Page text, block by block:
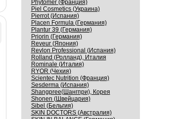
Phytomer (Франция)
Piel Cosmetics (Украина)
Pierrot (Испания)
Placen Formula (Германия)
Plantur 39 (Германия)
Priorin (Германия)
Reveur (Япония)
Revlon Professional (Испания)
Rolland (Ролланд), Италия
Rominale (Италия)
RYOR (Чехия)
Scientec Nutrition (Франция)
Sesderma (Испания)
Shangpree(Шангпри), Корея
Shonen (Швейцария)
Sibel (Бельгия)
SKIN DOCTORS (Австралия)